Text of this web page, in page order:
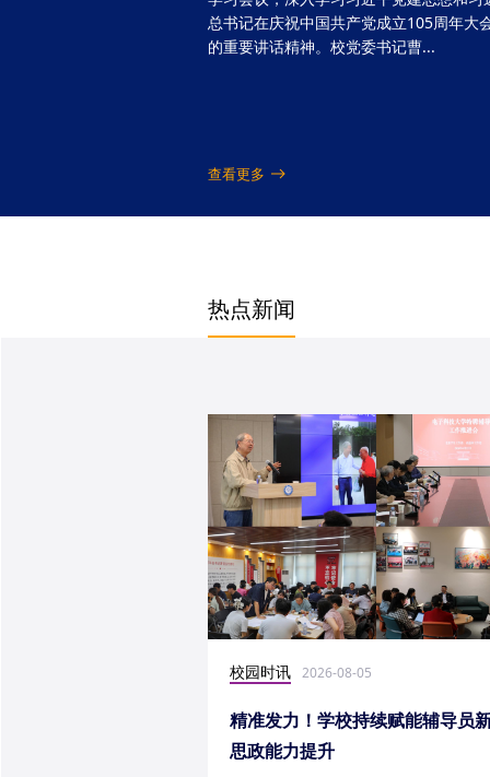
领导人员参加会议。胡俊主持会议...
查看更多
热点新闻
校园时讯 2026-08-05
精准发力！学校持续赋能辅导员
思政能力提升